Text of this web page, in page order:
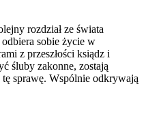
rozdział ze świata
sobie życie w
z przeszłości ksiądz i
śluby zakonne, zostają
sprawę. Wspólnie odkrywają